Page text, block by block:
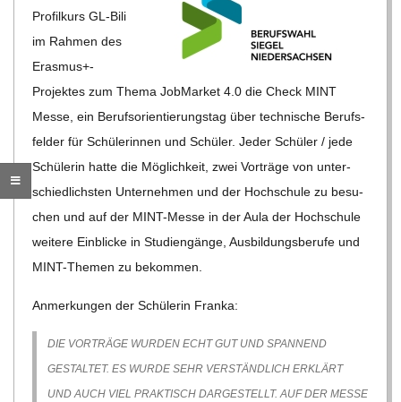
G
O
L
D
S
C
H
M
Pro­fil­kurs GL-Bili
im Rah­men des
Erasmus+-
Projektes zum Thema Job­Mar­ket 4.0 die Check MINT
Messe, ein Berufs­ori­en­tie­rungs­tag über tech­ni­sche Berufs­
fel­der für Schü­le­rin­nen und Schü­ler. Jeder Schü­ler /​ jede
Schü­le­rin hatte die Mög­lich­keit, zwei Vor­träge von unter­
schied­lichs­ten Unter­neh­men und der Hoch­schule zu besu­
chen und auf der MINT-Messe in der Aula der Hoch­schule
wei­tere Ein­bli­cke in Stu­di­en­gänge, Aus­bil­dungs­be­rufe und
MINT-The­men zu bekommen.
Anmer­kun­gen der Schü­le­rin Franka:
DIE VOR­TRÄGE WUR­DEN ECHT GUT UND SPAN­NEND
GESTAL­TET. ES WURDE SEHR VER­STÄND­LICH ERKLÄRT
UND AUCH VIEL PRAK­TISCH DAR­GE­STELLT. AUF DER MESSE